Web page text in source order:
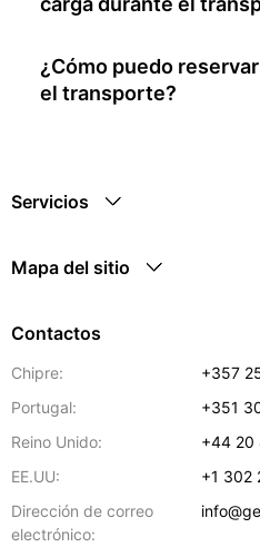
¿Cómo puedo
el transporte?
Servicios
Mapa del sitio
Contactos
Chipre:
+357
Portugal:
+351
Reino Unido:
+44 20
EE.UU:
+1 302
Dirección de correo
electrónico: